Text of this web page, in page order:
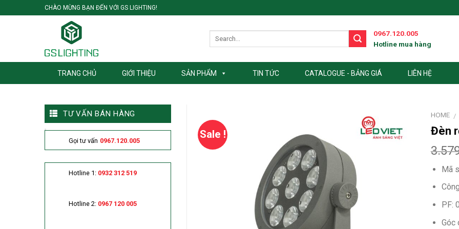
to
CHÀO MỪNG BẠN ĐẾN VỚI GS LIGHTING!
0967.120.005
Hotline mua hàng
TRANG CHỦ GIỚI THIỆU SẢN PHẨM TIN TỨC CATALOGUE - BẢNG GIÁ LIÊN HỆ
Sale !
HOME /
Đèn
Mã
PF:
Góc
TƯ VẤN BÁN HÀNG
Gọi tư vấn 0967.120.005
Hotline 1: 0932 312 519
Hotline 2: 0967 120 005